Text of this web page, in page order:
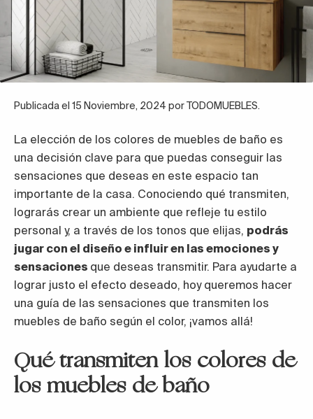
Publicada el 15 Noviembre, 2024 por TODOMUEBLES.
La elección de los colores de muebles de baño es
una decisión clave para que puedas conseguir las
sensaciones que deseas en este espacio tan
importante de la casa. Conociendo qué transmiten,
lograrás crear un ambiente que refleje tu estilo
personal y, a través de los tonos que elijas, podrás
jugar con el diseño e influir en las emociones y
sensaciones que deseas transmitir. Para ayudarte a
lograr justo el efecto deseado, hoy queremos hacer
una guía de las sensaciones que transmiten los
muebles de baño según el color, ¡vamos allá!
Qué transmiten los colores de
los muebles de baño